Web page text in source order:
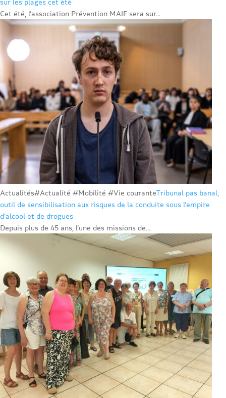
Cet été, l’association Prévention MAIF sera sur...
Actualités#Actualité #Mobilité #Vie couranteTribunal pas banal,
outil de sensibilisation aux risques de la conduite sous l’empire
d’alcool et de drogues
Depuis plus de 45 ans, l’une des missions de...